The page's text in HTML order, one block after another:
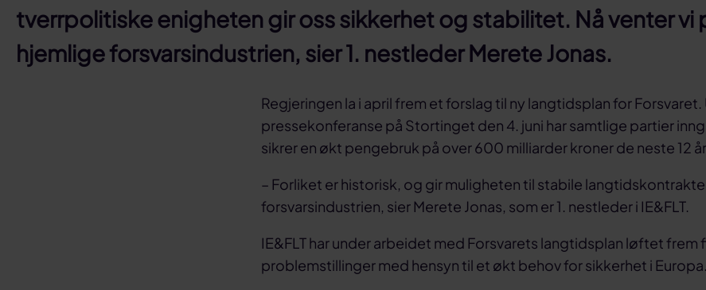
tverrpolitiske enigheten gir oss sikkerhet og stabilitet. Nå venter
hjemlige forsvarsindustrien, sier 1. nestleder Merete Jonas.
Regjeringen la i april frem et forslag til ny langtidsplan for Forsvaret.
pressekonferanse på Stortinget den 4. juni har samtlige partier
sikrer en økt pengebruk på over 600 milliarder kroner de neste 12
– Forliket er historisk, og gir muligheten til stabile
forsvarsindustrien, sier Merete Jonas, som er 1. nestleder i IE&FLT.
IE&FLT har under arbeidet med Forsvarets langtidsplan løftet frem
problemstillinger med hensyn til et økt behov for sikkerhet i Europa.